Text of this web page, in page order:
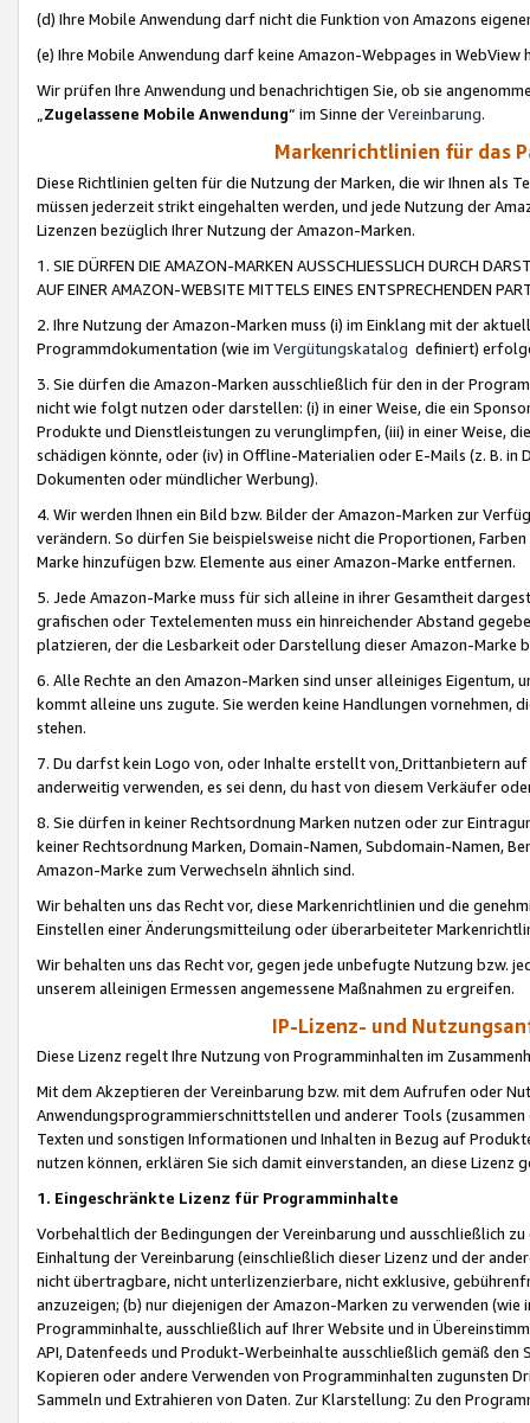
(d) Ihre Mobile Anwendung darf nicht die Funktion von Amazons
(e) Ihre Mobile Anwendung darf keine Amazon-Webpages in WebView
Wir prüfen Ihre Anwendung und benachrichtigen Sie, ob sie
„Zugelassene Mobile Anwendung“ im Sinne derVereinbarung.
Markenrichtlinien für das
Diese Richtlinien gelten für die Nutzung der Marken, die wir Ihnen als
müssen jederzeit strikt eingehalten werden, und jede Nutzung der
Lizenzen bezüglich Ihrer Nutzung der Amazon-Marken.
1. SIE DÜRFEN DIE AMAZON-MARKEN AUSSCHLIESSLICH DURCH
AUF EINER AMAZON-WEBSITE MITTELS EINES ENTSPRECHENDEN
2. Ihre Nutzung der Amazon-Marken muss (i) im Einklang mit der
Programmdokumentation (wie im Vergütungskatalog definiert)
3. Sie dürfen die Amazon-Marken ausschließlich für den in der
nicht wie folgt nutzen oder darstellen: (i) in einer Weise, die ein
Produkte und Dienstleistungen zu verunglimpfen, (iii) in einer Weise,
schädigen könnte, oder (iv) in Offline-Materialien oder E-Mails (z. B. in
Dokumenten oder mündlicher Werbung).
4. Wir werden Ihnen ein Bild bzw. Bilder der Amazon-Marken zur
verändern. So dürfen Sie beispielsweise nicht die Proportionen,
Marke hinzufügen bzw. Elemente aus einer Amazon-Marke entfernen.
5. Jede Amazon-Marke muss für sich alleine in ihrer Gesamtheit
grafischen oder Textelementen muss ein hinreichender Abstand
platzieren, der die Lesbarkeit oder Darstellung dieser Amazon-Marke
6. Alle Rechte an den Amazon-Marken sind unser alleiniges
kommt alleine uns zugute. Sie werden keine Handlungen vornehmen,
stehen.
7. Du darfst kein Logo von, oder Inhalte erstellt von,Drittanbietern auf
anderweitig verwenden, es sei denn, du hast von diesem Verkäufer
8. Sie dürfen in keiner Rechtsordnung Marken nutzen oder zur
keiner Rechtsordnung Marken, Domain-Namen, Subdomain-Namen,
Amazon-Marke zum Verwechseln ähnlich sind.
Wir behalten uns das Recht vor, diese Markenrichtlinien und die
Einstellen einer Änderungsmitteilung oder überarbeiteter
Wir behalten uns das Recht vor, gegen jede unbefugte Nutzung bzw.
unserem alleinigen Ermessen angemessene Maßnahmen zu ergreifen.
IP-Lizenz- und
Diese Lizenz regelt Ihre Nutzung von Programminhalten im
Mit dem Akzeptieren der Vereinbarung bzw. mit dem Aufrufen oder
Anwendungsprogrammierschnittstellen und anderer Tools (zusammen
Texten und sonstigen Informationen und Inhalten in Bezug auf
nutzen können, erklären Sie sich damit einverstanden, an diese Lizenz
1. Eingeschränkte Lizenz für Programminhalte
Vorbehaltlich der Bedingungen der Vereinbarung und ausschließlich
Einhaltung der Vereinbarung (einschließlich dieser Lizenz und der
nicht übertragbare, nicht unterlizenzierbare, nicht exklusive,
anzuzeigen; (b) nur diejenigen der Amazon-Marken zu verwenden
Programminhalte, ausschließlich auf Ihrer Website und in
API, Datenfeeds und Produkt-Werbeinhalte ausschließlich gemäß
Kopieren oder andere Verwenden von Programminhalten zugunsten
Sammeln und Extrahieren von Daten. Zur Klarstellung: Zu den